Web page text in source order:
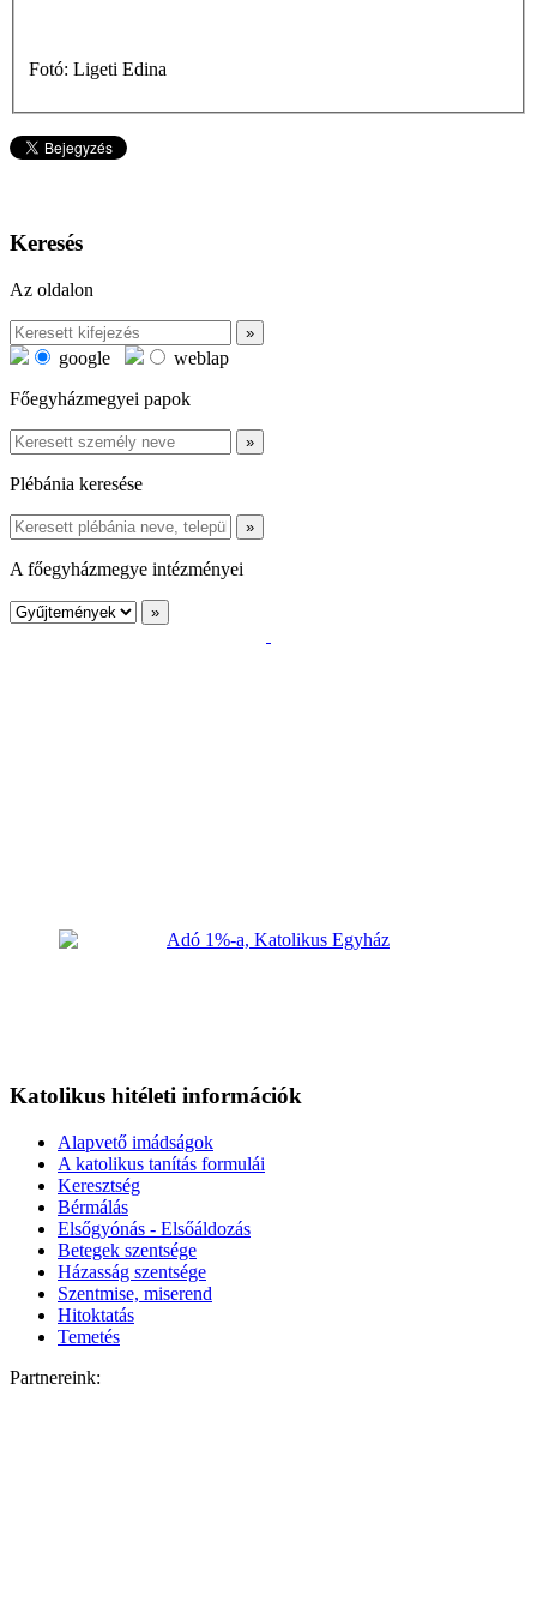
Fotó: Ligeti Edina
Keresés
Az oldalon
google
weblap
Főegyházmegyei papok
Plébánia keresése
A főegyházmegye intézményei
Katolikus hitéleti információk
Alapvető imádságok
A katolikus tanítás formulái
Keresztség
Bérmálás
Elsőgyónás - Elsőáldozás
Betegek szentsége
Házasság szentsége
Szentmise, miserend
Hitoktatás
Temetés
Partnereink: